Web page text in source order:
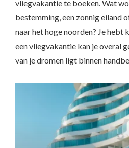
vliegvakantie te boeken. Wat
bestemming, een zonnig eiland
naar het hoge noorden? Je hebt
een vliegvakantie kan je overal
van je dromen ligt binnen